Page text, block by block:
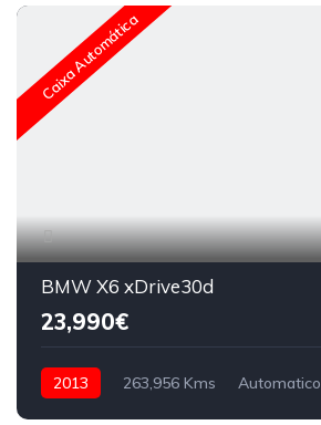
Caixa Automática
BMW X6 xDrive30d
23,990€
2013 263,956 Kms Automatico